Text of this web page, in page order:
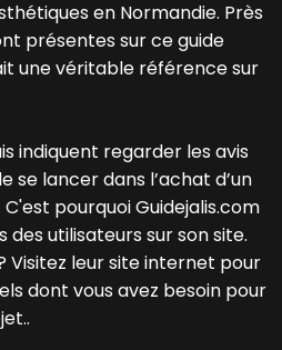
en Normandie. Près
présentes sur ce guide
une véritable référence sur
indiquent regarder les avis
se lancer dans l’achat d’un
C'est pourquoi Guidejalis.com
utilisateurs sur son site.
Visitez leur site internet pour
dont vous avez besoin pour